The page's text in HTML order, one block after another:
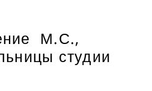
М.С.,
студии